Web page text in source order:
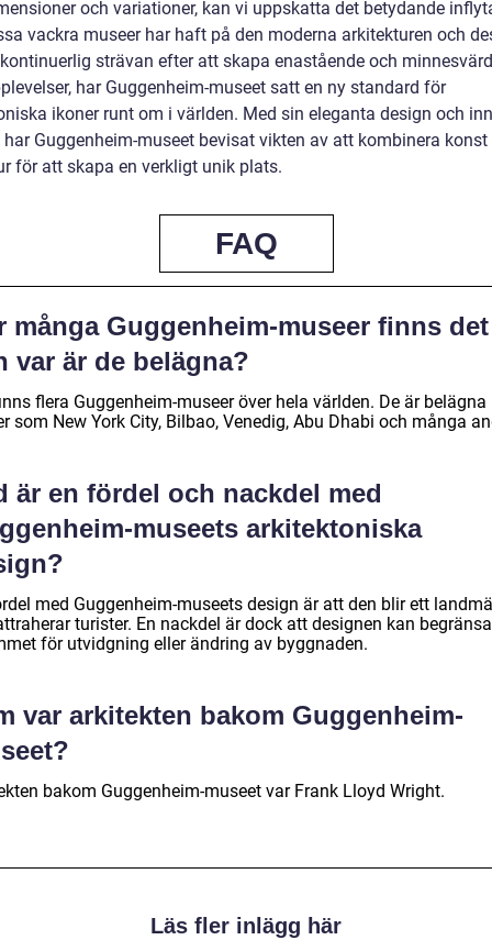
och variationer, kan vi uppskatta det betydande
vackra museer har haft på den moderna arkitekturen och
strävan efter att skapa enastående och
har Guggenheim-museet satt en ny standard för
ikoner runt om i världen. Med sin eleganta design och
Guggenheim-museet bevisat vikten av att kombinera konst
för att skapa en verkligt unik plats.
FAQ
många Guggenheim-museer finns det
var är de belägna?
flera Guggenheim-museer över hela världen. De är belägna
som New York City, Bilbao, Venedig, Abu Dhabi och många
är en fördel och nackdel med
museets arkitektoniska
med Guggenheim-museets design är att den blir ett
turister. En nackdel är dock att designen kan begränsa
för utvidgning eller ändring av byggnaden.
var arkitekten bakom Guggenheim-
bakom Guggenheim-museet var Frank Lloyd Wright.
Läs fler inlägg här